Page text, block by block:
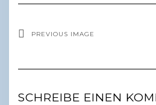
PREVIOUS IMAGE
SCHREIBE EINEN